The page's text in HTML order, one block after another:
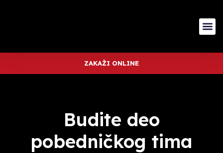
ZAKAŽI ONLINE
Budite deo
pobedničkog tima